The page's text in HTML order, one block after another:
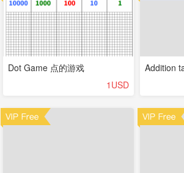
Dot Game 点的游戏
1USD
Addition